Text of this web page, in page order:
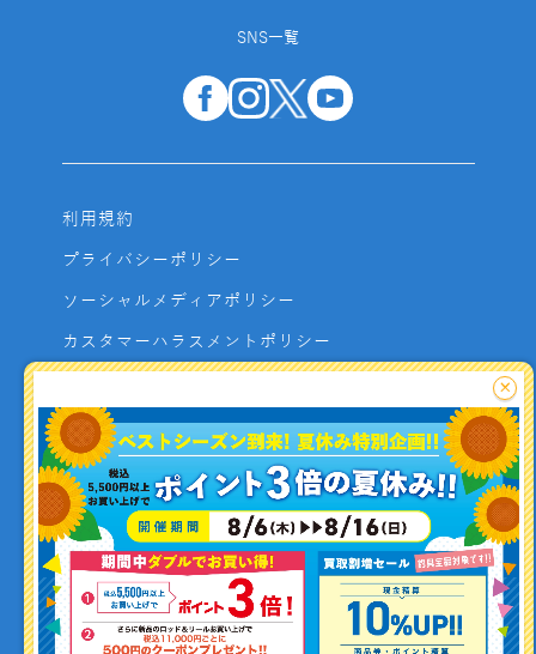
釣り情報を
投稿する
SNS一覧
利用規約
プライバシーポリシー
ソーシャルメディアポリシー
カスタマーハラスメントポリシー
よくあるご質問
お問い合わせ
利用者資金の保全方法
×